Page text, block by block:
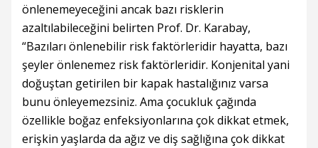
önlenemeyeceğini ancak bazı risklerin
azaltılabileceğini belirten Prof. Dr. Karabay,
“Bazıları önlenebilir risk faktörleridir hayatta, bazı
şeyler önlenemez risk faktörleridir. Konjenital yani
doğuştan getirilen bir kapak hastalığınız varsa
bunu önleyemezsiniz. Ama çocukluk çağında
özellikle boğaz enfeksiyonlarına çok dikkat etmek,
erişkin yaşlarda da ağız ve diş sağlığına çok dikkat